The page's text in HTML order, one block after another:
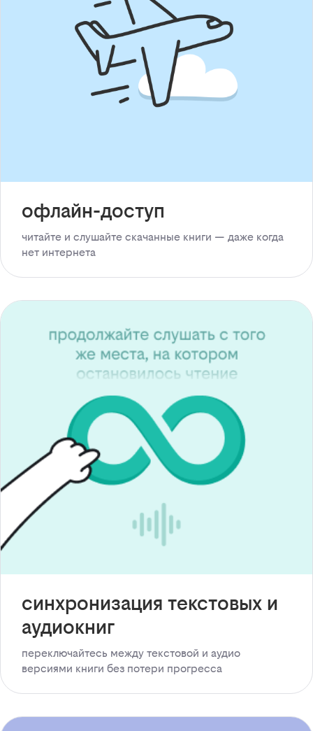
офлайн-доступ
читайте и слушайте скачанные книги — даже когда
нет интернета
синхронизация текстовых и
аудиокниг
переключайтесь между текстовой и аудио
версиями книги без потери прогресса